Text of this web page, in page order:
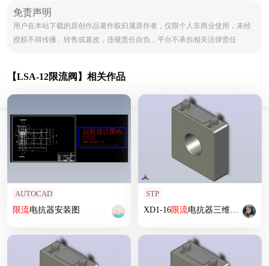
免责声明
用户在本站下载的原创作品著作权归属原作者，仅限个人非商业使用，未经
授权不得传播、转售或篡改，违规责任自负，平台不承担相关法律责任
【LSA-12限流阀】相关作品
AUTOCAD
限流电抗器安装图
STP
XD1-16限流电抗器三维模型202012